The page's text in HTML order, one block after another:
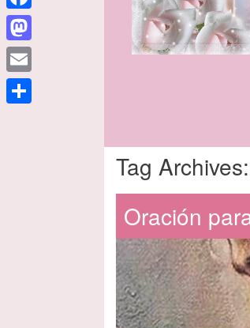
Tag Archives:
Oración
Facebook
Mastodon
Email